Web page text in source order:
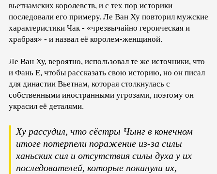
вьетнамских королевств, и с тех пор историки
последовали его примеру. Ле Ван Ху повторил мужские
характеристики Чак - «чрезвычайно героическая и
храбрая» - и назвал её королем-женщиной.
Ле Ван Ху, вероятно, использовал те же источники, что
и Фань Е, чтобы рассказать свою историю, но он писал
для династии Вьетнам, которая столкнулась с
собственными иностранными угрозами, поэтому он
украсил её деталями.
Ху рассудил, что сёстры Чынг в конечном
итоге потерпели поражение из-за силы
ханьских сил и отсутствия силы духа у их
последователей, которые покинули их,